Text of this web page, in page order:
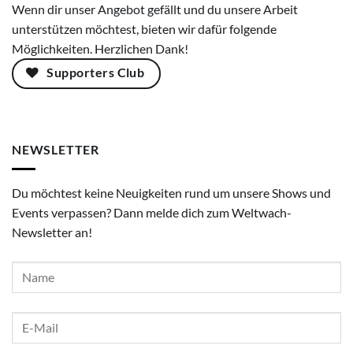
Wenn dir unser Angebot gefällt und du unsere Arbeit
unterstützen möchtest, bieten wir dafür folgende
Möglichkeiten. Herzlichen Dank!
Supporters Club
NEWSLETTER
Du möchtest keine Neuigkeiten rund um unsere Shows und
Events verpassen? Dann melde dich zum Weltwach-
Newsletter an!